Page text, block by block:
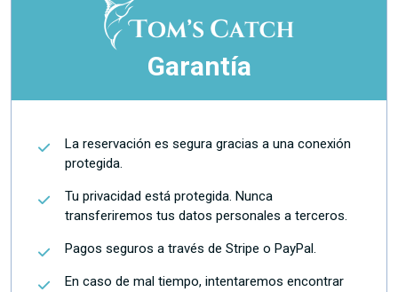
Garantía
La reservación es segura gracias a una conexión
protegida.
Tu privacidad está protegida. Nunca
transferiremos tus datos personales a terceros.
Pagos seguros a través de Stripe o PayPal.
En caso de mal tiempo, intentaremos encontrar